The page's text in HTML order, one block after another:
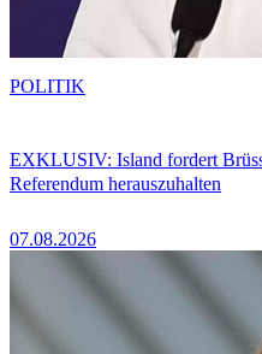
EXKLUSIV: Island fordert
Referendum herauszuhalten
07.08.2026
POLITIK